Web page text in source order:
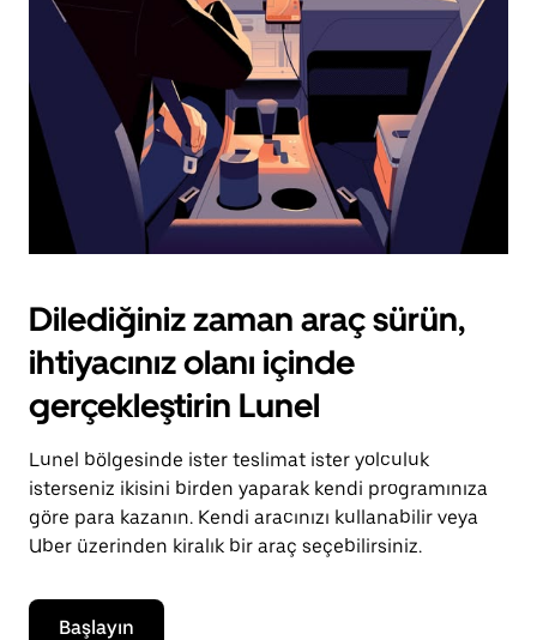
tuşuna
basın.
Dilediğiniz zaman araç sürün,
ihtiyacınız olanı içinde
gerçekleştirin Lunel
Lunel bölgesinde ister teslimat ister yolculuk
isterseniz ikisini birden yaparak kendi programınıza
göre para kazanın. Kendi aracınızı kullanabilir veya
Uber üzerinden kiralık bir araç seçebilirsiniz.
Başlayın